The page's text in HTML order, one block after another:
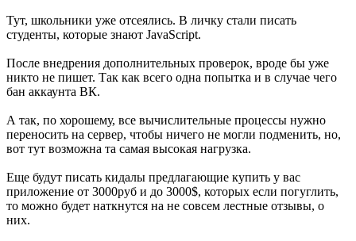
Тут, школьники уже отсеялись. В личку стали писать
студенты, которые знают JavaScript.
После внедрения дополнительных проверок, вроде бы уже
никто не пишет. Так как всего одна попытка и в случае чего
бан аккаунта ВК.
А так, по хорошему, все вычислительные процессы нужно
переносить на сервер, чтобы ничего не могли подменить, но,
вот тут возможна та самая высокая нагрузка.
Еще будут писать кидалы предлагающие купить у вас
приложение от 3000руб и до 3000$, которых если погуглить,
то можно будет наткнутся на не совсем лестные отзывы, о
них.